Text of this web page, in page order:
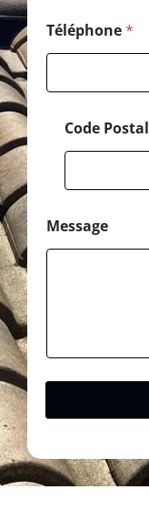
l
o
Téléphone*
Code Postal
Message